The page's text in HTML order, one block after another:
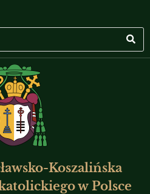
Koszalińska
w Polsce